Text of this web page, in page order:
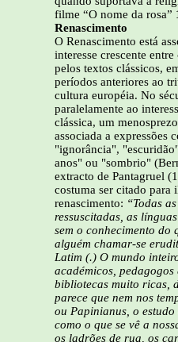
filme “O nome da rosa”
Renascimento
O Renascimento está
interesse crescente
pelos textos clássicos,
períodos anteriores ao
cultura européia. No
paralelamente ao
clássica, um
associada a expressões
"ignorância",
anos" ou "sombrio"
extracto de Pantagruel
costuma ser citado para
renascimento: “Todas
ressuscitadas, as
sem o conhecimento do
alguém chamar-se
Latim (.) O mundo
académicos,
bibliotecas muito ricas,
parece que nem nos
ou Papinianus, o
como o que se vê a
os ladrões de rua, os